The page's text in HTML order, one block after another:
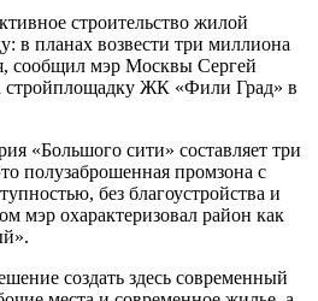
строительство жилой
в планах возвести три миллиона
сообщил мэр Москвы Сергей
стройплощадку ЖК «Фили Град» в
«Большого сити» составляет три
полузаброшенная промзона с
без благоустройства и
мэр охарактеризовал район как
создать здесь современный